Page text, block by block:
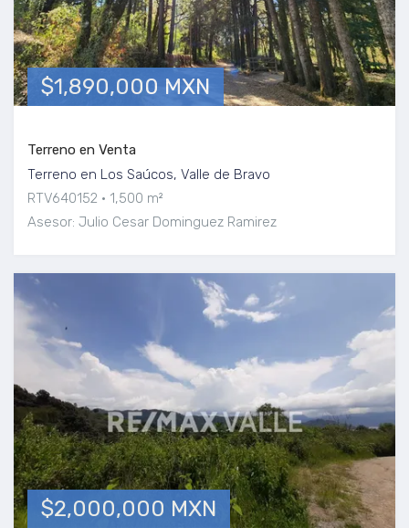
$1,890,000 MXN
Terreno en Venta
Terreno en Los Saúcos, Valle de Bravo
RTV640152
1,500 m²
Asesor: Julio Cesar Dominguez Ramirez
$2,000,000 MXN